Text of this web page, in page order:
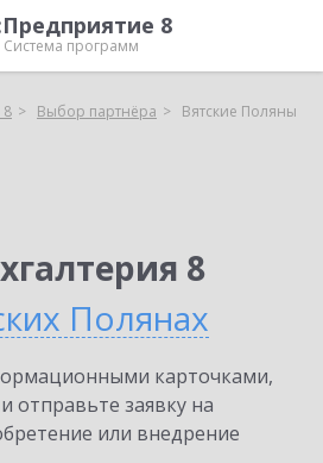
8
Система программ
8 Выбор партнёра Вятские Поляны
8
Полянах
карточками,
отправьте заявку на
или внедрение